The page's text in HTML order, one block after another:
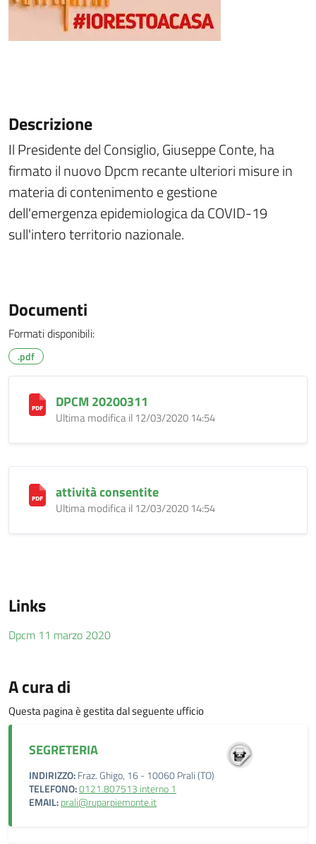
Descrizione
Il Presidente del Consiglio, Giuseppe Conte, ha
firmato il nuovo Dpcm recante ulteriori misure in
materia di contenimento e gestione
dell'emergenza epidemiologica da COVID-19
sull'intero territorio nazionale.
Documenti
Formati disponibili:
.pdf
DPCM 20200311
Ultima modifica il 12/03/2020 14:54
attività consentite
Ultima modifica il 12/03/2020 14:54
Links
Dpcm 11 marzo 2020
A cura di
Questa pagina è gestita dal seguente ufficio
SEGRETERIA
INDIRIZZO:Fraz. Ghigo, 16 - 10060 Prali (TO)
TELEFONO:0121.807513 interno 1
EMAIL:prali@ruparpiemonte.it